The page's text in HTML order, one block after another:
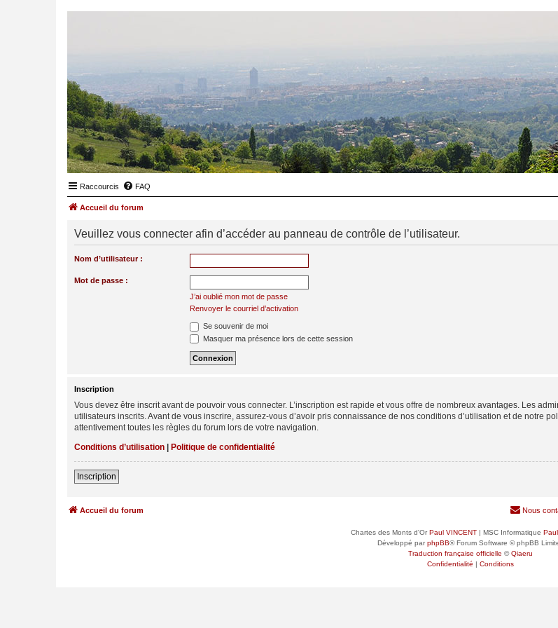
Raccourcis FAQ
Accueil du forum
Veuillez vous connecter afin d’accéder au panneau de contrôle de l’utilisateur.
Nom d’utilisateur :
Mot de passe :
J’ai oublié mon mot de passe
Renvoyer le courriel d’activation
Se souvenir de moi
Masquer ma présence lors de cette session
Inscription
Vous devez être inscrit avant de pouvoir vous connecter. L’inscription est rapide et vous offre de nombreux avantages. Les
utilisateurs inscrits. Avant de vous inscrire, assurez-vous d’avoir pris connaissance de nos conditions d’utilisation et de notre
attentivement toutes les règles du forum lors de votre navigation.
Conditions d’utilisation | Politique de confidentialité
Inscription
Accueil du forum Nous
Chartes des Monts d'OrPaul VINCENT| MSC Informatique
Développé parphpBB® Forum Software © phpBB
Traduction française officielle ©Qiaeru
Confidentialité | Conditions